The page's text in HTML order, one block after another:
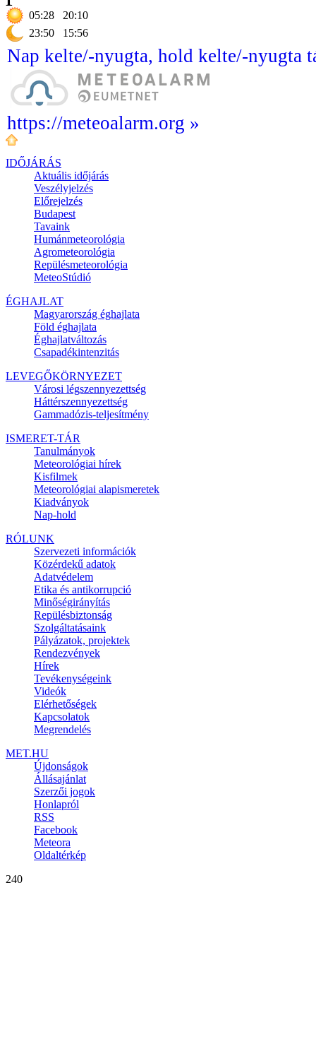
05:28
20:10
23:50
15:56
Nap kelte/-nyugta, hold kelte/-nyugta
https://meteoalarm.org »
IDŐJÁRÁS
Aktuális időjárás
Veszélyjelzés
Előrejelzés
Budapest
Tavaink
Humánmeteorológia
Agrometeorológia
Repülésmeteorológia
MeteoStúdió
ÉGHAJLAT
Magyarország éghajlata
Föld éghajlata
Éghajlatváltozás
Csapadékintenzitás
LEVEGŐKÖRNYEZET
Városi légszennyezettség
Háttérszennyezettség
Gammadózis-teljesítmény
ISMERET-TÁR
Tanulmányok
Meteorológiai hírek
Kisfilmek
Meteorológiai alapismeretek
Kiadványok
Nap-hold
RÓLUNK
Szervezeti információk
Közérdekű adatok
Adatvédelem
Etika és antikorrupció
Minőségirányítás
Repülésbiztonság
Szolgáltatásaink
Pályázatok, projektek
Rendezvények
Hírek
Tevékenységeink
Videók
Elérhetőségek
Kapcsolatok
Megrendelés
MET.HU
Újdonságok
Állásajánlat
Szerzői jogok
Honlapról
RSS
Facebook
Meteora
Oldaltérkép
240